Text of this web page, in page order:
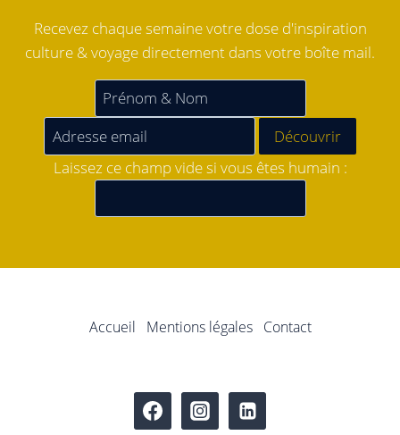
Recevez chaque semaine votre dose d'inspiration
culture & voyage directement dans votre boîte mail.
Laissez ce champ vide si vous êtes humain :
Accueil Mentions légales Contact